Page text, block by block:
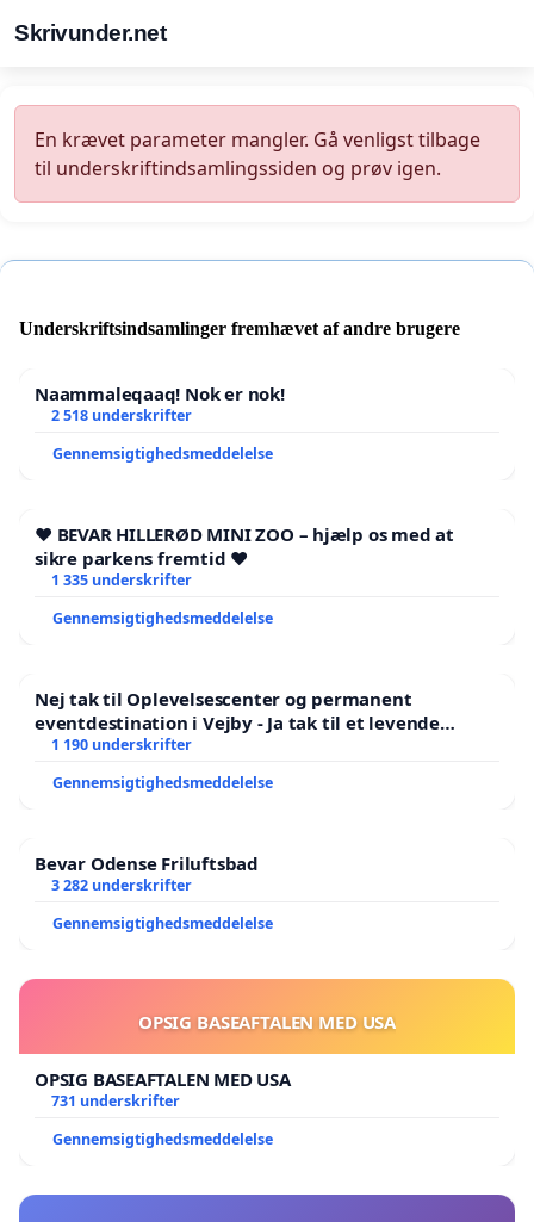
Skrivunder.net
En krævet parameter mangler. Gå venligst tilbage
til underskriftindsamlingssiden og prøv igen.
Underskriftsindsamlinger fremhævet af andre brugere
Naammaleqaaq! Nok er nok!
2 518 underskrifter
Gennemsigtighedsmeddelelse
❤️ BEVAR HILLERØD MINI ZOO – hjælp os med at
sikre parkens fremtid ❤️
1 335 underskrifter
Gennemsigtighedsmeddelelse
Nej tak til Oplevelsescenter og permanent
eventdestination i Vejby - Ja tak til et levende
lokalområde i balance
1 190 underskrifter
Gennemsigtighedsmeddelelse
Bevar Odense Friluftsbad
3 282 underskrifter
Gennemsigtighedsmeddelelse
OPSIG BASEAFTALEN MED USA
OPSIG BASEAFTALEN MED USA
731 underskrifter
Gennemsigtighedsmeddelelse